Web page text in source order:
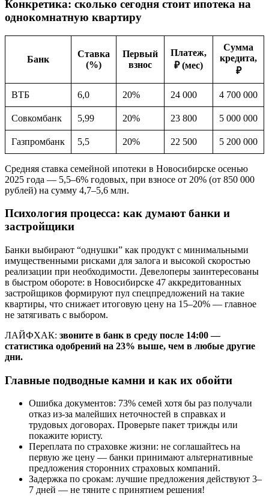
Конкретика: сколько сегодня стоит ипотека на
однокомнатную квартиру
Банк
Ставка
(%)
Первый
взнос
Платеж,
₽ (мес)
Сумма
кредита,
₽
ВТБ 6,0 20% 24 000 4 700 000
Совкомбанк 5,99 20% 23 800 5 000 000
Газпромбанк 5,5 20% 22 500 5 200 000
Средняя ставка семейной ипотеки в Новосибирске осенью
2025 года — 5,5–6% годовых, при взносе от 20% (от 850 000
рублей) на сумму 4,7–5,6 млн.
Психология процесса: как думают банки и
застройщики
Банки выбирают “однушки” как продукт с минимальными
имущественными рисками для залога и высокой скоростью
реализации при необходимости. Девелоперы заинтересованы
в быстром обороте: в Новосибирске 47 аккредитованных
застройщиков формируют пул спецпредложений на такие
квартиры, что снижает итоговую цену на 15–20% — главное
не затягивать с выбором.
ЛАЙФХАК: звоните в банк в среду после 14:00 —
статистика одобрений на 23% выше, чем в любые другие
дни.
Главные подводные камни и как их обойти
Ошибка документов: 73% семей хотя бы раз получали
отказ из-за малейших неточностей в справках и
трудовых договорах. Проверьте пакет трижды или
покажите юристу.
Переплата по страховке жизни: не соглашайтесь на
первую же цену — банки принимают альтернативные
предложения сторонних страховых компаний.
Задержка по срокам: лучшие предложения действуют 3–
7 дней — не тяните с принятием решения!